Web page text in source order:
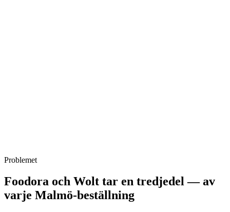
Problemet
Foodora och Wolt tar en tredjedel — av
varje Malmö-beställning